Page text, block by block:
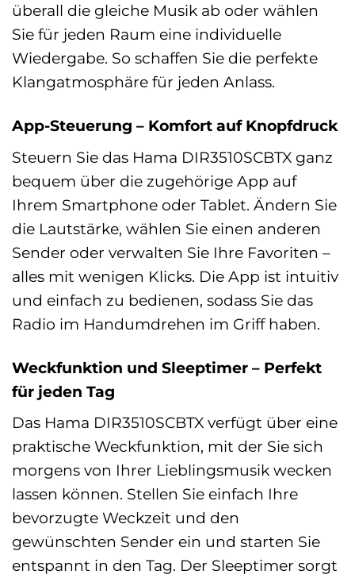
überall die gleiche Musik ab oder wählen
Sie für jeden Raum eine individuelle
Wiedergabe. So schaffen Sie die perfekte
Klangatmosphäre für jeden Anlass.
App-Steuerung – Komfort auf Knopfdruck
Steuern Sie das Hama DIR3510SCBTX ganz
bequem über die zugehörige App auf
Ihrem Smartphone oder Tablet. Ändern Sie
die Lautstärke, wählen Sie einen anderen
Sender oder verwalten Sie Ihre Favoriten –
alles mit wenigen Klicks. Die App ist intuitiv
und einfach zu bedienen, sodass Sie das
Radio im Handumdrehen im Griff haben.
Weckfunktion und Sleeptimer – Perfekt
für jeden Tag
Das Hama DIR3510SCBTX verfügt über eine
praktische Weckfunktion, mit der Sie sich
morgens von Ihrer Lieblingsmusik wecken
lassen können. Stellen Sie einfach Ihre
bevorzugte Weckzeit und den
gewünschten Sender ein und starten Sie
entspannt in den Tag. Der Sleeptimer sorgt